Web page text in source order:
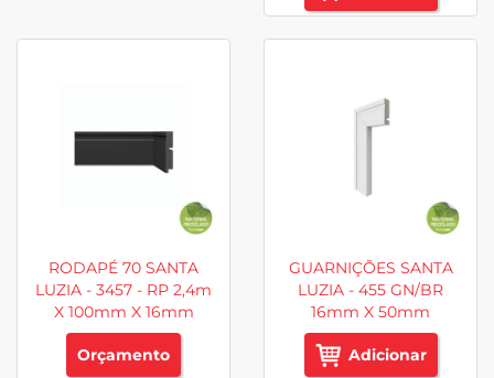
RODAPÉ 70 SANTA
LUZIA - 3457 - RP 2,4m
X 100mm X 16mm
Orçamento
GUARNIÇÕES SANTA
LUZIA - 455 GN/BR
16mm X 50mm
Adicionar